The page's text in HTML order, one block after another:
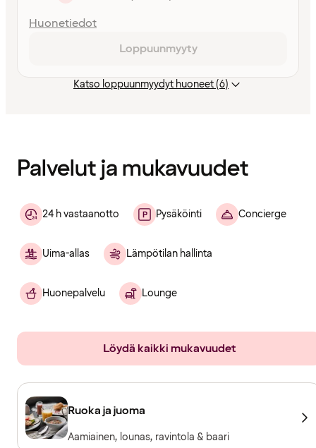
Huonetiedot
Loppuunmyyty
Katso loppuunmyydyt huoneet (6)
Palvelut ja mukavuudet
24 h vastaanotto Pysäköinti Concierge
Uima-allas Lämpötilan hallinta
Huonepalvelu Lounge
Löydä kaikki mukavuudet
Ruoka ja juoma
Aamiainen, lounas, ravintola & baari